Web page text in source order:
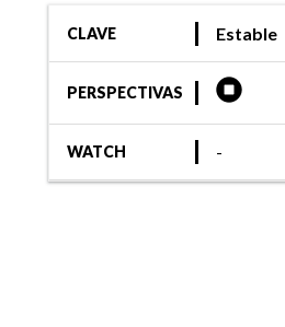
CLAVE Estable
PERSPECTIVAS
WATCH -